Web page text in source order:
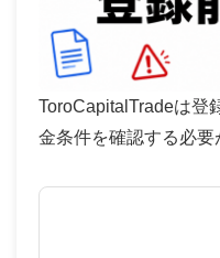
ToroCapitalTradeは登
金条件を確認する必要